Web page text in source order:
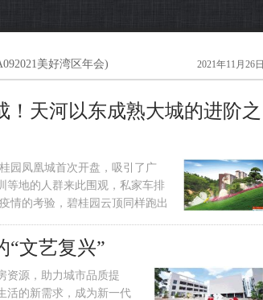
美好湾区年会) 2021年11月26日
！天河以东成熟大城的进阶之
凤凰城首次开盘，吸引了广
等地的人群来此围观，私家车排
情的考验，碧桂园云顶同样跑出
“文艺复兴”
源，助力城市品质提
活的新需求，成为新一代